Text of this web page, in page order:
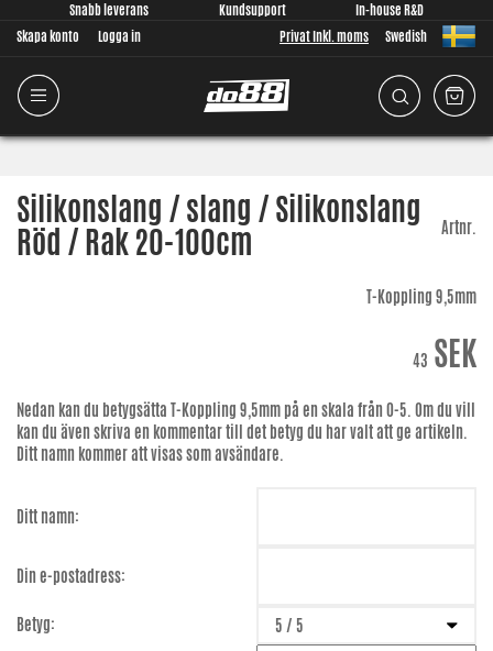
Snabb leverans Kundsupport
In-house R&D
Skapa konto
Logga in Privat Inkl. moms Swedish
Silikonslang / slang / Silikonslang
Röd / Rak 20-100cm Artnr.
T-Koppling 9,5mm
43 SEK
Nedan kan du betygsätta T-Koppling 9,5mm på en skala från 0-5. Om du vill
kan du även skriva en kommentar till det betyg du har valt att ge artikeln.
Ditt namn kommer att visas som avsändare.
Ditt namn:
Din e-postadress:
Betyg: